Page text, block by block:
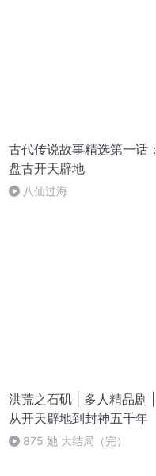
古代传说故事精选第一话：
盘古开天辟地
八仙过海
洪荒之石矶 | 多人精品剧 |
从开天辟地到封神五千年
875 她 大结局（完）